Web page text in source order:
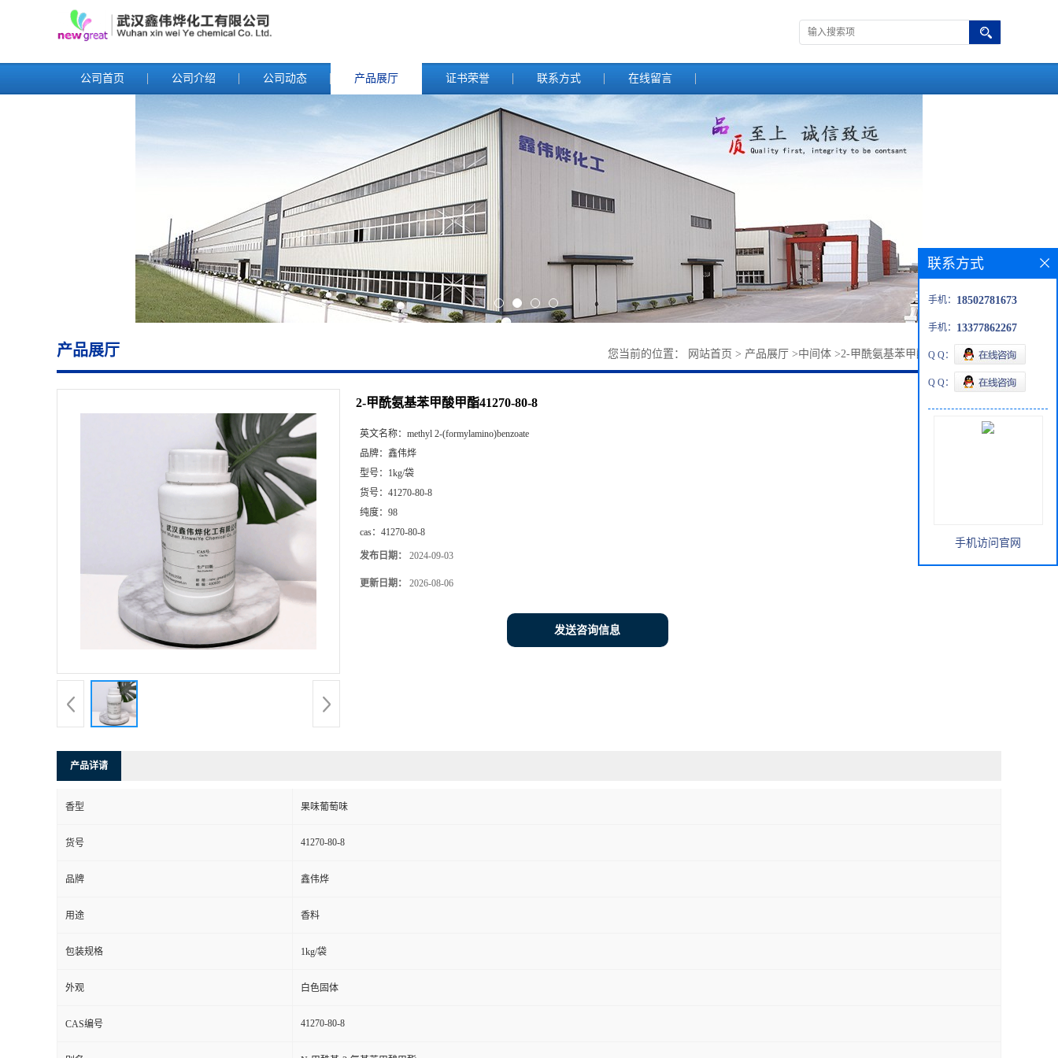
公司首页 公司介绍 公司动态 产品展厅 证书荣誉 联系方式 在线留言
产品展厅 您当前的位置： 网站首页 > 产品展厅 >中间体 >2-甲酰氨基苯甲酸甲酯41270-80-8
2-甲酰氨基苯甲酸甲酯41270-80-8
英文名称： methyl 2-(formylamino)benzoate
品牌： 鑫伟烨
型号： 1kg/袋
货号： 41270-80-8
纯度： 98
cas： 41270-80-8
发布日期： 2024-09-03
更新日期： 2026-08-06
发送咨询信息
产品详请
香型 果味葡萄味
货号 41270-80-8
品牌 鑫伟烨
用途 香料
包装规格 1kg/袋
外观 白色固体
CAS编号 41270-80-8
联系方式
手机： 18502781673
手机： 13377862267
Q Q：
Q Q：
手机访问官网